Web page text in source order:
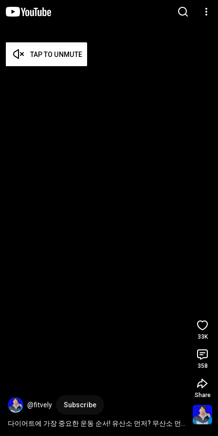
TAP TO UNMUTE
@fitvely Subscribe
다이어트에 가장 중요한 운동 순서! 유산소 먼저? 무산소 먼
33K
358
Share